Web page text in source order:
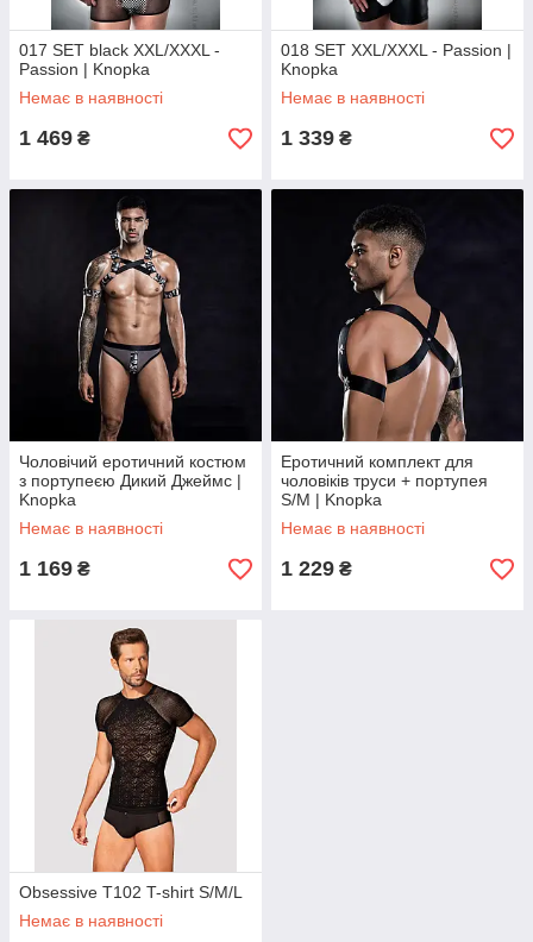
017 SET black XXL/XXXL -
Passion | Knopka
Немає в наявності
1 469 ₴
018 SET XXL/XXXL - Passion |
Knopka
Немає в наявності
1 339 ₴
Чоловічий еротичний костюм
з портупеєю Дикий Джеймс |
Knopka
Немає в наявності
1 169 ₴
Еротичний комплект для
чоловіків труси + портупея
S/M | Knopka
Немає в наявності
1 229 ₴
Obsessive T102 T-shirt S/M/L
Немає в наявності